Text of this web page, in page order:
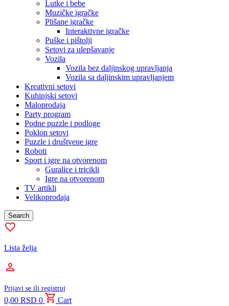
Lutke i bebe
Muzičke igračke
Plišane igračke
Interaktivne igračke
Puške i pištolji
Setovi za ulepšavanje
Vozila
Vozila bez daljinskog upravljanja
Vozila sa daljinskim upravljanjem
Kreativni setovi
Kuhinjski setovi
Maloprodaja
Party program
Podne puzzle i podloge
Poklon setovi
Puzzle i društvene igre
Roboti
Sport i igre na otvorenom
Guralice i tricikli
Igre na otvorenom
TV artikli
Velikoprodaja
Search
Lista želja
Prijavi se ili registruj
0,00 RSD 0
Cart